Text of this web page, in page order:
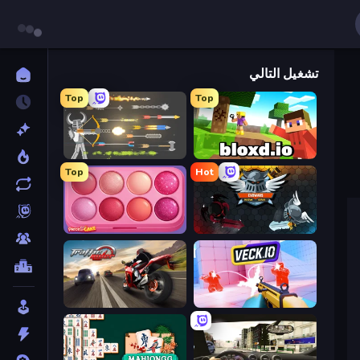
تشغيل التالي
Top
Bloxd.io
Top
Ragdoll Archers
Hot
EvoWars.io
Top
Piece of Cake: Merge and Bake
Veck.io
Traffic Rider